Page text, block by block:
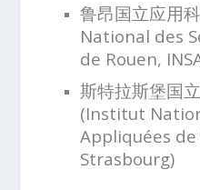
鲁昂国立应用
National des
de Rouen,
斯特拉斯堡国
(Institut
Appliquées de
Strasbourg)